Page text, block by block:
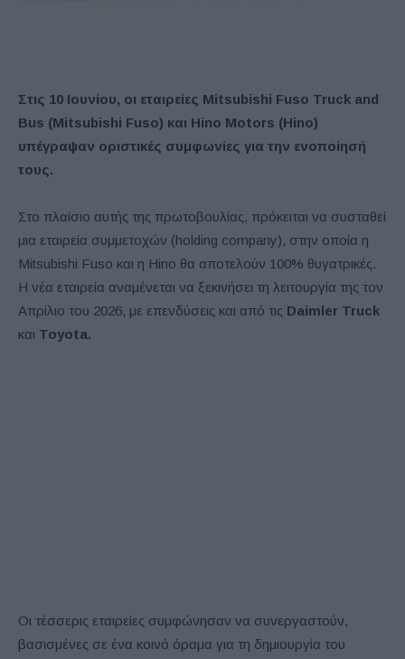
Στις 10 Ιουνίου, οι εταιρείες Mitsubishi Fuso Truck and
Bus (Mitsubishi Fuso) και Hino Motors (Hino)
υπέγραψαν οριστικές συμφωνίες για την ενοποίησή
τους.
Στο πλαίσιο αυτής της πρωτοβουλίας, πρόκειται να συσταθεί
μια εταιρεία συμμετοχών (holding company), στην οποία η
Mitsubishi Fuso και η Hino θα αποτελούν 100% θυγατρικές.
Η νέα εταιρεία αναμένεται να ξεκινήσει τη λειτουργία της τον
Απρίλιο του 2026, με επενδύσεις και από τις Daimler Truck
και Toyota.
Οι τέσσερις εταιρείες συμφώνησαν να συνεργαστούν,
βασισμένες σε ένα κοινό όραμα για τη δημιουργία του